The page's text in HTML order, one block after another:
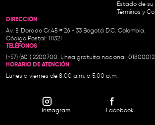
Estado de su
Términos y
DIRECCIÓN
Av. El Dorado Cr.45 # 26 - 33 Bogotá D.C. Colombia.
Código Postal: 111321
TELÉFONOS
(+57) (601) 2200700. Línea gratuita nacional:
HORARIO DE ATENCIÓN
Lunes a viernes de 8:00 a.m. a 5:00 p.m.
Instagram Facebook